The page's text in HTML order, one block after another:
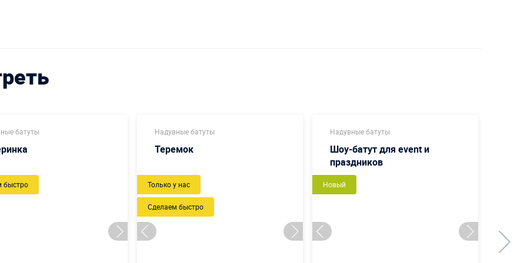
батуты
быстро
Надувные батуты
Теремок
Только у нас
Сделаем быстро
Надувные батуты
Шоу-батут для event и
праздников
Новый